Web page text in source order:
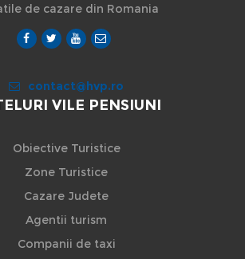
de cazare din Romania
contact@hvp.ro
VILE PENSIUNI
Obiective Turistice
Zone Turistice
Cazare Judete
Agentii turism
Companii de taxi